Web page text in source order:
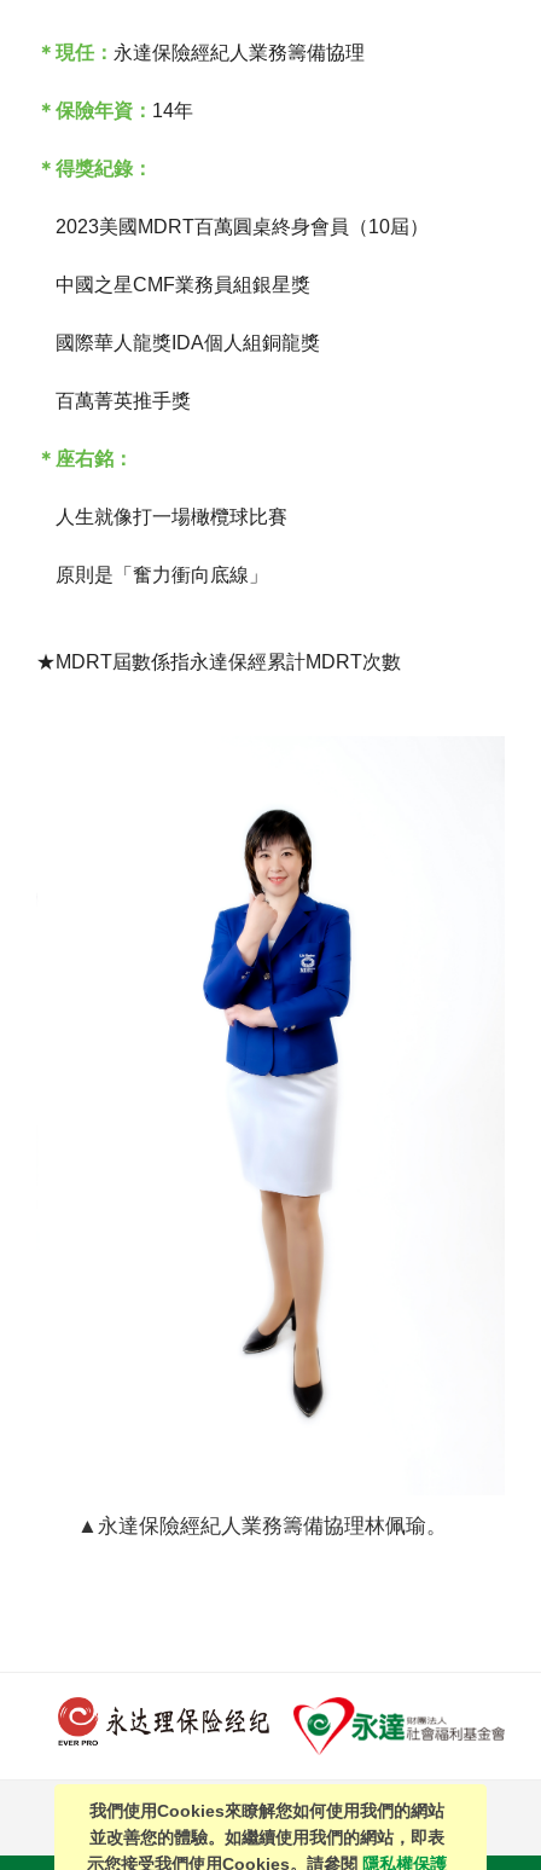
＊現任： 永達保險經紀人業務籌備協理
＊保險年資： 14年
＊得獎紀錄：
2023美國MDRT百萬圓桌終身會員（10屆）
中國之星CMF業務員組銀星獎
國際華人龍獎IDA個人組銅龍獎
百萬菁英推手獎
＊座右銘：
人生就像打一場橄欖球比賽
原則是「奮力衝向底線」
★MDRT屆數係指永達保經累計MDRT次數
▲永達保險經紀人業務籌備協理林佩瑜。
PAGE TOP
我們使用Cookies來瞭解您如何使用我們的網站
並改善您的體驗。如繼續使用我們的網站，即表
示您接受我們使用Cookies。請參閱 隱私權保護